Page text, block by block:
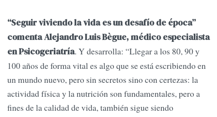
“Seguir viviendo la vida es un desafío de época”
comenta Alejandro Luis Bègue, médico especialista
en Psicogeriatría. Y desarrolla: “Llegar a los 80, 90 y
100 años de forma vital es algo que se está escribiendo en
un mundo nuevo, pero sin secretos sino con certezas: la
actividad física y la nutrición son fundamentales, pero a
fines de la calidad de vida, también sigue siendo